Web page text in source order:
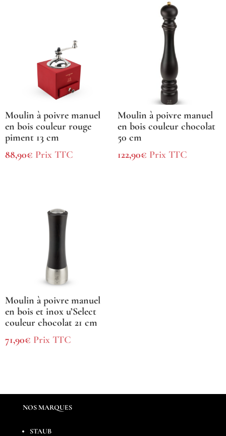
Moulin à poivre manuel
en bois couleur rouge
piment 13 cm
88,90€ Prix TTC
Moulin à poivre manuel
en bois couleur chocolat
50 cm
122,90€ Prix TTC
Moulin à poivre manuel
en bois et inox u’Select
couleur chocolat 21 cm
71,90€ Prix TTC
NOS MARQUES
STAUB